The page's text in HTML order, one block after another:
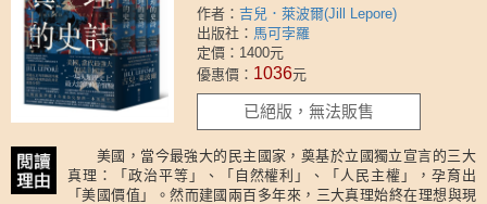
經五百年驗證、淬鍊的美國全史（三
冊套書不分售）
作者：吉兒．萊波爾(Jill Lepore)
出版社： 馬可孛羅
定價：1400元
優惠價： 1036元
已絕版，無法販售
美國，當今最強大的民主國家，奠基於立國獨立宣言的三大
真理：「政治平等」、「自然權利」、「人民主權」，孕育出
「美國價值」。然而建國兩百多年來，三大真理始終在理想與現